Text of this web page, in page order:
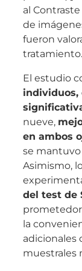
al
de
fueron
tratamiento.
El estudio
individuos,
nueve,
en ambos
se mantuvo
Asimismo,
del test de
la
adicionales
muestrales